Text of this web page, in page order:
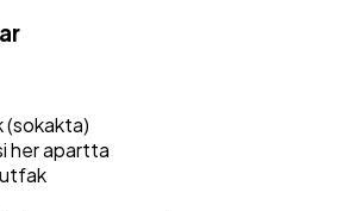
(sokakta)
her apartta